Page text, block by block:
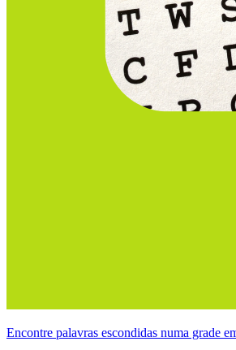
Encontre palavras escondidas numa grade